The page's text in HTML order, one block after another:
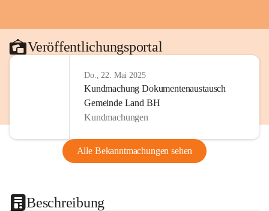
Veröffentlichungsportal
Do., 22. Mai 2025
Kundmachung Dokumentenaustausch
Gemeinde Land BH
Kundmachungen
Alle Bekanntmachungen sehen
Beschreibung